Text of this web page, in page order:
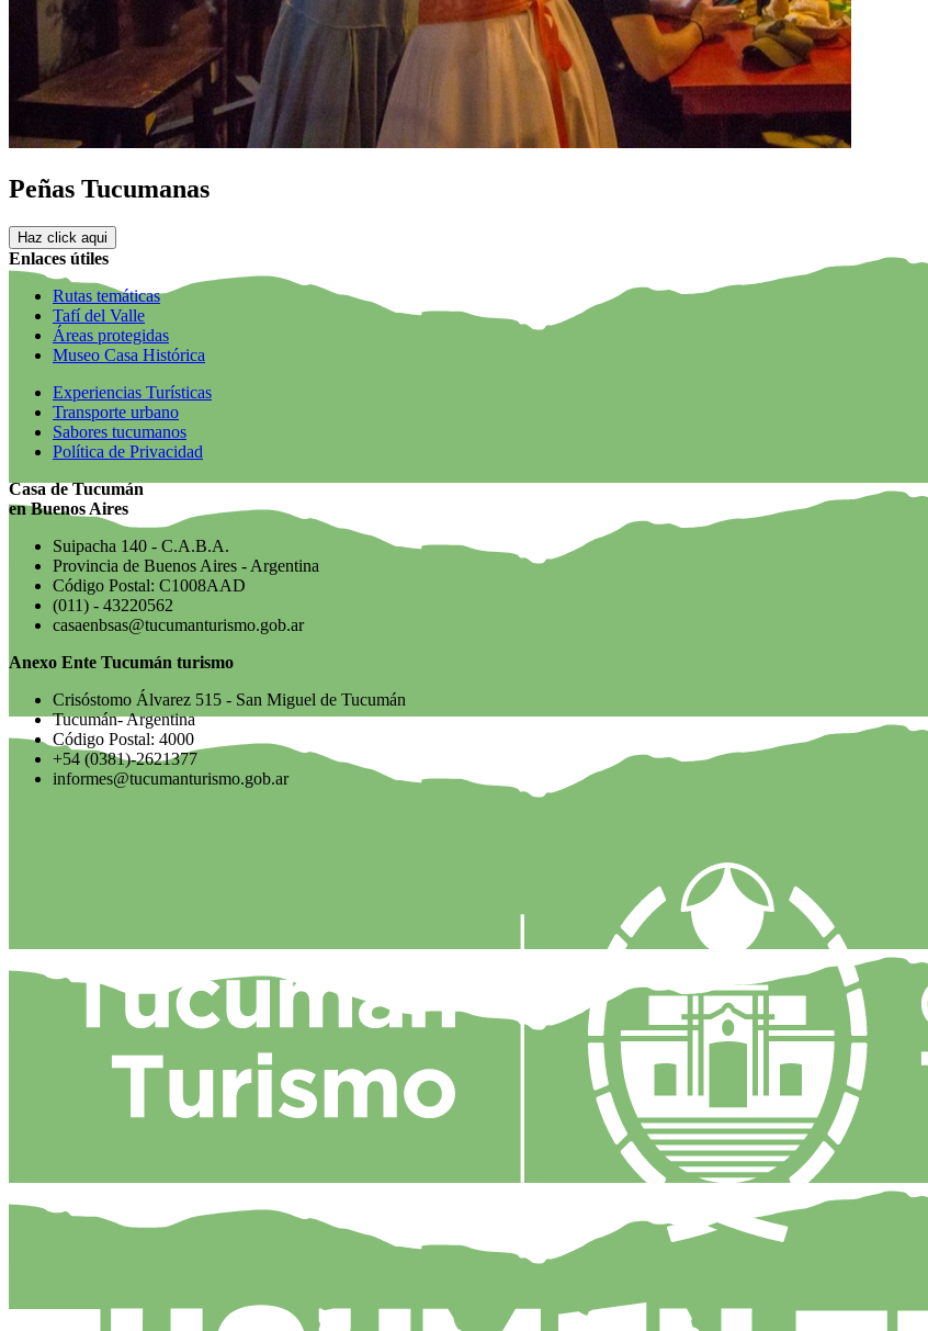
Peñas Tucumanas
Haz click aqui
Enlaces útiles
Rutas temáticas
Tafí del Valle
Áreas protegidas
Museo Casa Histórica
Experiencias Turísticas
Transporte urbano
Sabores tucumanos
Política de Privacidad
Casa de Tucumán
en Buenos Aires
Suipacha 140 - C.A.B.A.
Provincia de Buenos Aires - Argentina
Código Postal: C1008AAD
(011) - 43220562
casaenbsas@tucumanturismo.gob.ar
Anexo Ente Tucumán turismo
Crisóstomo Álvarez 515 - San Miguel de Tucumán
Tucumán- Argentina
Código Postal: 4000
+54 (0381)-2621377
informes@tucumanturismo.gob.ar